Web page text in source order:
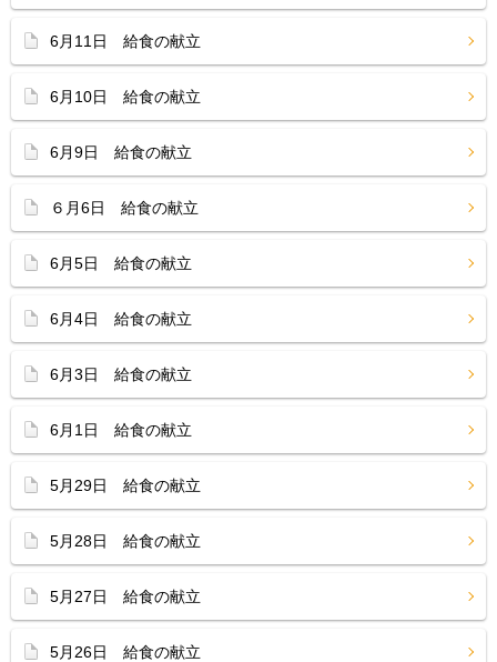
6月11日 給食の献立
6月10日 給食の献立
6月9日 給食の献立
６月6日 給食の献立
6月5日 給食の献立
6月4日 給食の献立
6月3日 給食の献立
6月1日 給食の献立
5月29日 給食の献立
5月28日 給食の献立
5月27日 給食の献立
5月26日 給食の献立